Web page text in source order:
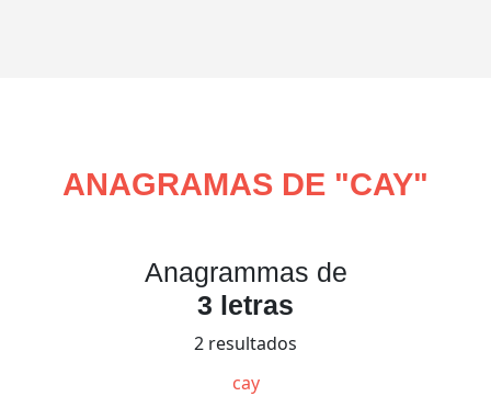
ANAGRAMAS DE "CAY"
Anagrammas de
3 letras
2 resultados
cay